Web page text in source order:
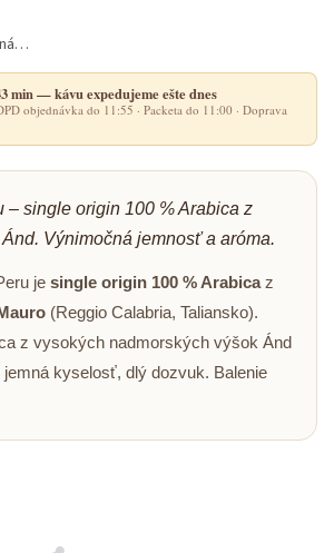
min — kávu expedujeme ešte dnes
objednávka do 11:55 · Packeta do 11:00 · Doprava
– single origin 100 % Arabica z
Výnimočná jemnosť a aróma.
je single origin 100 % Arabicaz
(Reggio Calabria, Taliansko).
z vysokých nadmorských výšok Ánd
jemná kyselosť, dlý dozvuk. Balenie